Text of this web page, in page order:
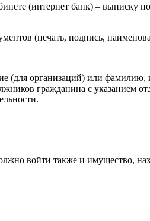
(интернет банк) – выписку
(печать, подпись,
(для организаций) или
гражданина с указанием
войти также и имущество,